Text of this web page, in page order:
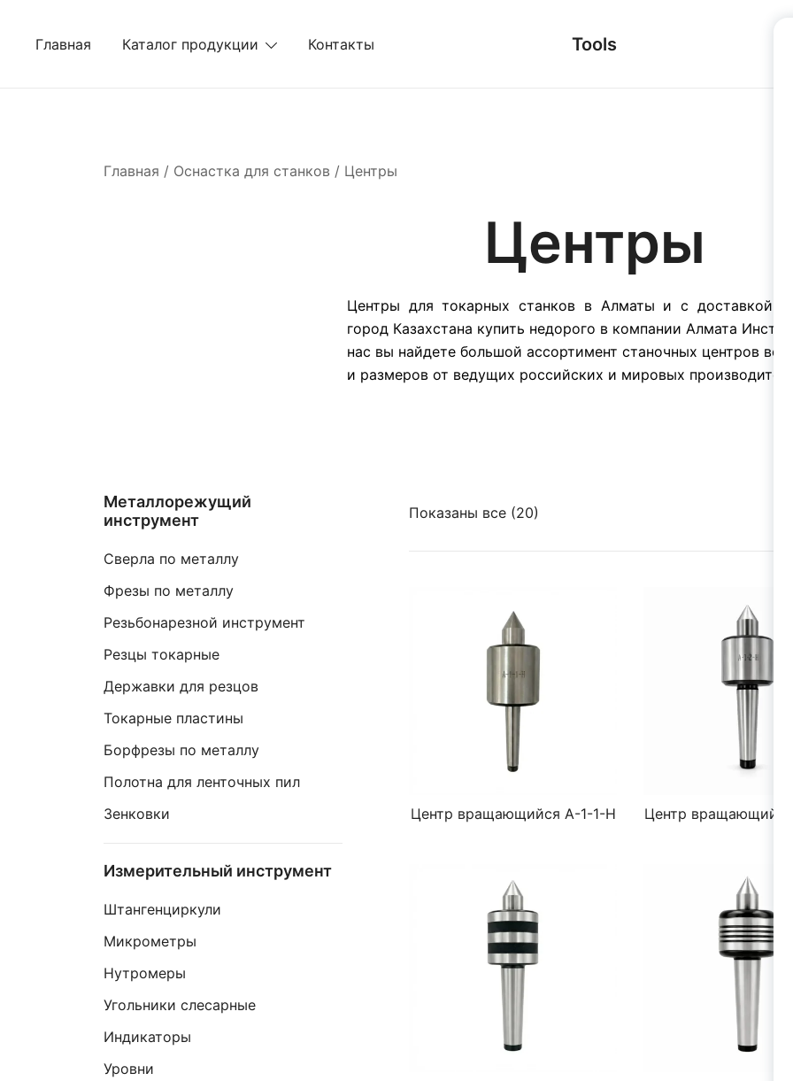
Главная Каталог продукции Контакты Tools
Главная / Оснастка для станков / Центры
Центры
Центры для токарных станков в Алматы и с доставкой в
город Казахстана купить недорого в компании Алмата
нас вы найдете большой ассортимент станочных центров всех
и размеров от ведущих российских и мировых
Показаны все (20)
Центр вращающийся A-1-1-Н Центр вращающийся
Металлорежущий
инструмент
Сверла по металлу
Фрезы по металлу
Резьбонарезной инструмент
Резцы токарные
Державки для резцов
Токарные пластины
Борфрезы по металлу
Полотна для ленточных пил
Зенковки
Измерительный инструмент
Штангенциркули
Микрометры
Нутромеры
Угольники слесарные
Индикаторы
Уровни